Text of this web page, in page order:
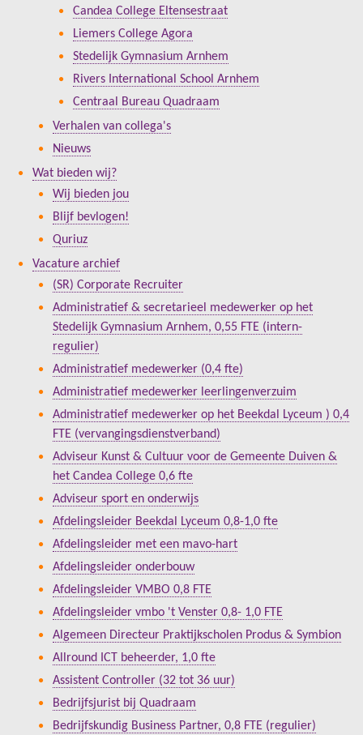
Candea College Eltensestraat
Liemers College Agora
Stedelijk Gymnasium Arnhem
Rivers International School Arnhem
Centraal Bureau Quadraam
Verhalen van collega's
Nieuws
Wat bieden wij?
Wij bieden jou
Blijf bevlogen!
Quriuz
Vacature archief
(SR) Corporate Recruiter
Administratief & secretarieel medewerker op het
Stedelijk Gymnasium Arnhem, 0,55 FTE (intern-
regulier)
Administratief medewerker (0,4 fte)
Administratief medewerker leerlingenverzuim
Administratief medewerker op het Beekdal Lyceum ) 0,4
FTE (vervangingsdienstverband)
Adviseur Kunst & Cultuur voor de Gemeente Duiven &
het Candea College 0,6 fte
Adviseur sport en onderwijs
Afdelingsleider Beekdal Lyceum 0,8-1,0 fte
Afdelingsleider met een mavo-hart
Afdelingsleider onderbouw
Afdelingsleider VMBO 0,8 FTE
Afdelingsleider vmbo 't Venster 0,8- 1,0 FTE
Algemeen Directeur Praktijkscholen Produs & Symbion
Allround ICT beheerder, 1,0 fte
Assistent Controller (32 tot 36 uur)
Bedrijfsjurist bij Quadraam
Bedrijfskundig Business Partner, 0,8 FTE (regulier)